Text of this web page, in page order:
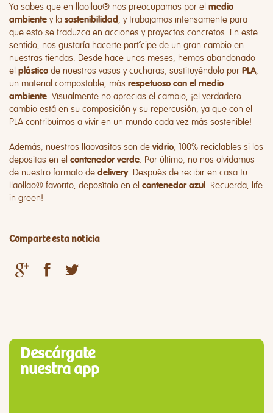
Ya sabes que en llaollao® nos preocupamos por el medio
ambiente y la sostenibilidad , y trabajamos intensamente para
que esto se traduzca en acciones y proyectos concretos. En este
sentido, nos gustaría hacerte partícipe de un gran cambio en
nuestras tiendas. Desde hace unos meses, hemos abandonado
el plástico de nuestros vasos y cucharas, sustituyéndolo por PLA,
un material compostable, más respetuoso con el medio
ambiente. Visualmente no aprecias el cambio, ¡el verdadero
cambio está en su composición y su repercusión, ya que con el
PLA contribuimos a vivir en un mundo cada vez más sostenible!
Además, nuestros llaovasitos son de vidrio, 100% reciclables si los
depositas en el contenedor verde. Por último, no nos olvidamos
de nuestro formato de delivery. Después de recibir en casa tu
llaollao® favorito, deposítalo en el contenedor azul . Recuerda, life
in green!
Comparte esta noticia
Descárgate
nuestra app